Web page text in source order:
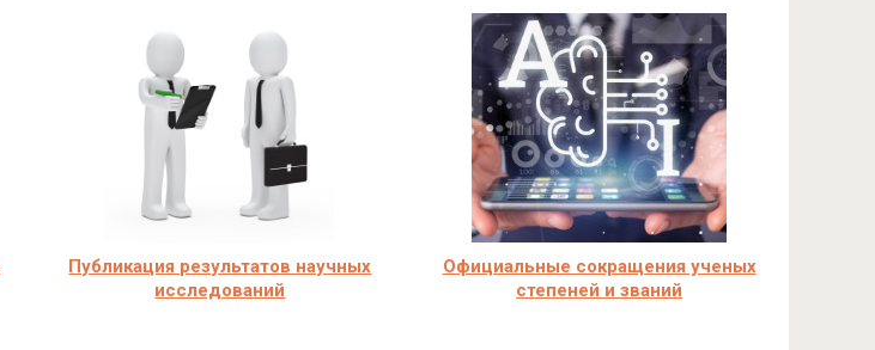
Публикация результатов научных
исследований
Официальные сокращения ученых
степеней и званий